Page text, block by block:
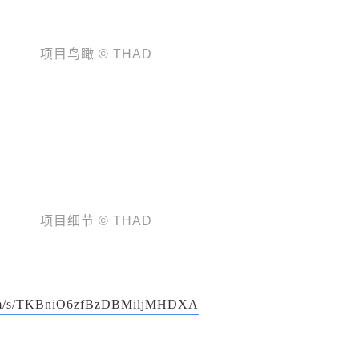
项目鸟瞰 © THAD
项目细节 © THAD
s/TKBniO6zfBzDBMiljMHDXA